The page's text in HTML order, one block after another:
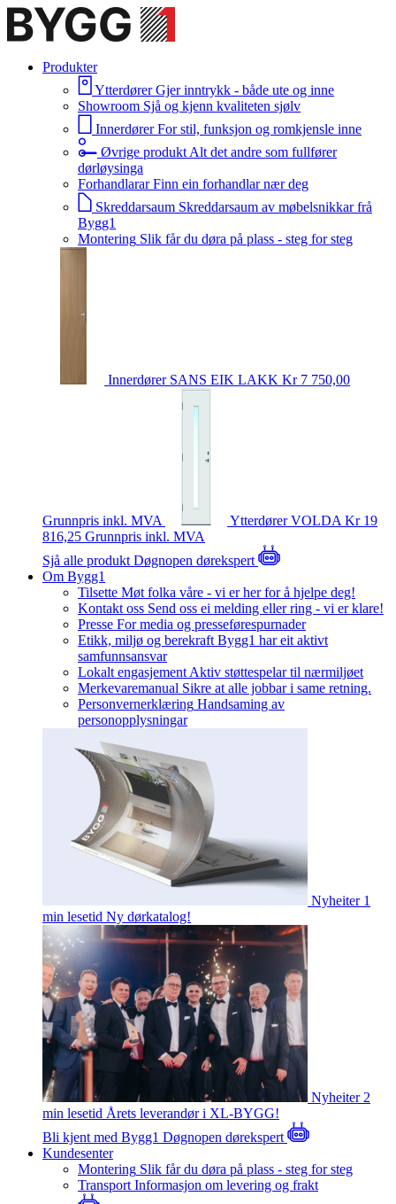
Produkter
Ytterdører Gjer inntrykk - både ute og inne
Showroom Sjå og kjenn kvaliteten sjølv
Innerdører For stil, funksjon og romkjensle inne
Øvrige produkt Alt det andre som fullfører
dørløysinga
Forhandlarar Finn ein forhandlar nær deg
Skreddarsaum Skreddarsaum av møbelsnikkar frå
Bygg1
Montering Slik får du døra på plass - steg for steg
Innerdører SANS EIK LAKK Kr 7 750,00
Grunnpris inkl. MVA YtterdørerVOLDA Kr 19
816,25 Grunnpris inkl. MVA
Sjå alle produkt Døgnopen dørekspert
Om Bygg1
Tilsette Møt folka våre - vi er her for å hjelpe deg!
Kontakt oss Send oss ei melding eller ring - vi er klare!
Presse For media og presseførespurnader
Etikk, miljø og berekraft Bygg1 har eit aktivt
samfunnsansvar
Lokalt engasjement Aktiv støttespelar til nærmiljøet
Merkevaremanual Sikre at alle jobbar i same retning.
Personvernerklæring Handsaming av
personopplysningar
Nyheiter 1
min lesetid Ny dørkatalog!
Nyheiter 2
min lesetid Årets leverandør i XL-BYGG!
Bli kjent med Bygg1 Døgnopen dørekspert
Kundesenter
Montering Slik får du døra på plass - steg for steg
Transport Informasjon om levering og frakt